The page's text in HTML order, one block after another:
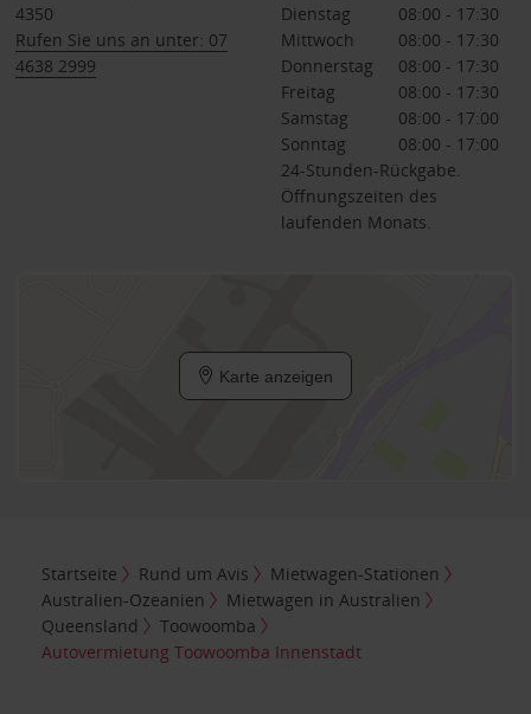
4350
Rufen Sie uns an unter: 07
4638 2999
Dienstag
08:00 - 17:30
Mittwoch
08:00 - 17:30
Donnerstag
08:00 - 17:30
Freitag
08:00 - 17:30
Samstag
08:00 - 17:00
Sonntag
08:00 - 17:00
24-Stunden-Rückgabe.
Öffnungszeiten des
laufenden Monats.
Karte anzeigen
Startseite Rund um Avis
Mietwagen-Stationen
Australien-Ozeanien
Mietwagen in Australien
Queensland
Toowoomba
Autovermietung Toowoomba Innenstadt